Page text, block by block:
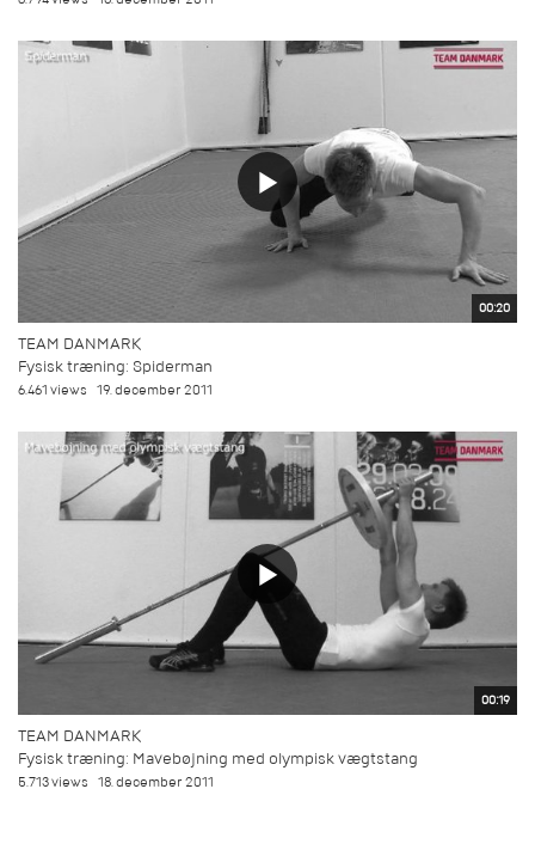
00:20
TEAM DANMARK
Fysisk træning: Spiderman
6.461 views 19. december 2011
00:19
TEAM DANMARK
Fysisk træning: Mavebøjning med olympisk vægtstang
5.713 views 18. december 2011